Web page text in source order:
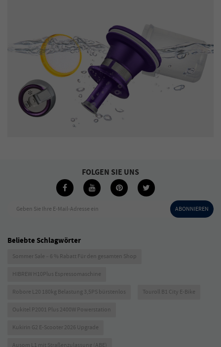
Geben Sie Ihre E-Mail-Adresse ein ABONNIEREN
FOLGEN SIE UNS
Beliebte Schlagwörter
Sommer Sale – 6 % Rabatt Für den gesamten Shop
HIBREW H10Plus Espressomaschine
Robore L20 180kg Belastung 3,5PS bürstenlos Touroll B1 City E-Bike
Oukitel P2001 Plus 2400W Powerstation
Kukirin G2 E-Scooter 2026 Upgrade